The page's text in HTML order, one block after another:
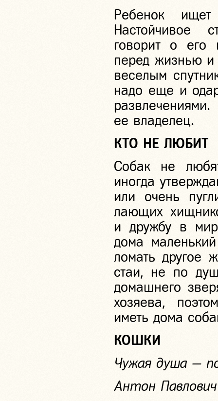
Ребенок
Настойчивое
говорит о его
перед жизнью и
веселым
надо еще и
ее владелец.
КТО НЕ ЛЮБИТ
Собак не
иногда
или очень
лающих
и дружбу в
дома
ломать другое
стаи, не по
домашнего
хозяева,
иметь дома
КОШКИ
Чужая душа —
Антон Павлович